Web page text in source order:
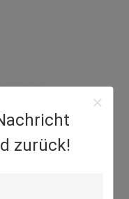
zurück!